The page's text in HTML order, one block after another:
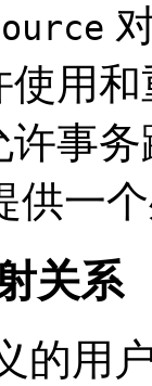
使用
事
供一
关系
的用